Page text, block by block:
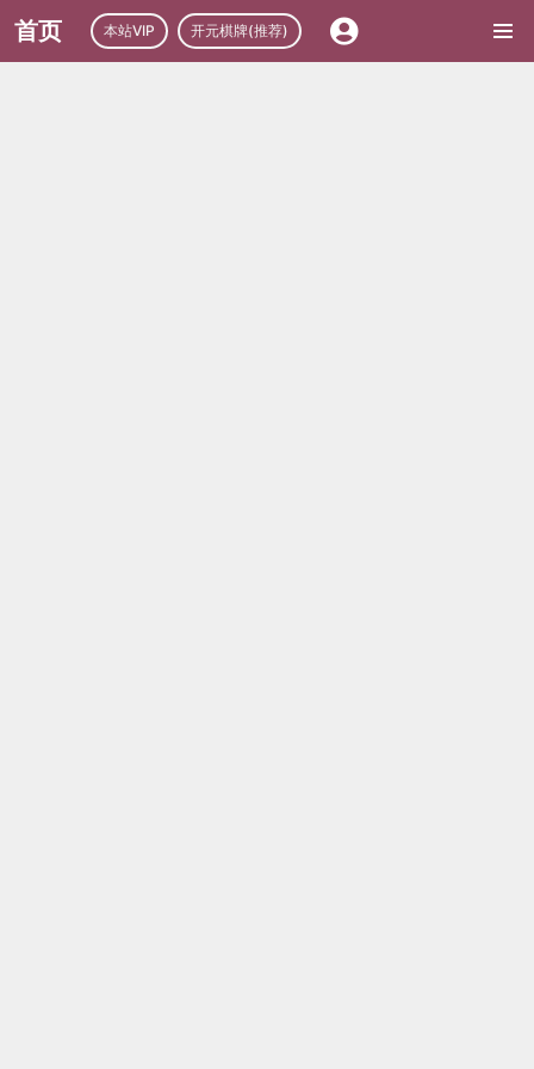
首页 本站VIP 开元棋牌(推荐)